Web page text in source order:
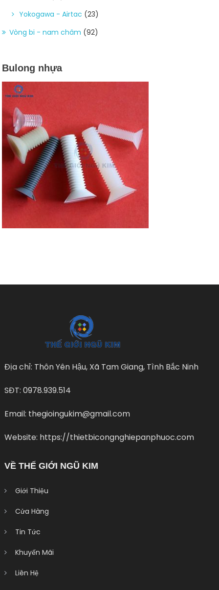
Yokogawa - Airtac (23)
Vòng bi - nam châm (92)
Bulong nhựa
Địa chỉ: Thôn Yên Hậu, Xã Tam Giang, Tình Bắc Ninh
SĐT: 0978.939.514
Email: thegioingukim@gmail.com
Website: https://thietbicongnghiepanphuoc.com
VỀ THẾ GIỚI NGŨ KIM
Giới Thiệu
Cửa Hàng
Tin Tức
Khuyến Mãi
Liên Hệ